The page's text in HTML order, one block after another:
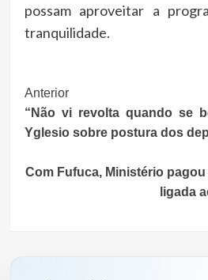
possam aproveitar a
tranquilidade.
Post
Navigation
Anterior
“Não vi revolta quando se
Yglesio sobre postura dos
Com Fufuca, Ministério pagou
ligada